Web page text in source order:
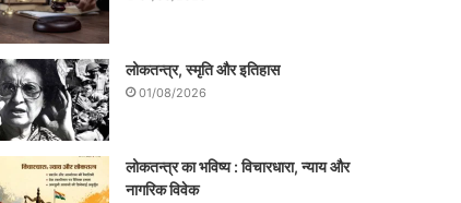
लोकतन्त्र, स्मृति और इतिहास
01/08/2026
लोकतन्त्र का भविष्य : विचारधारा, न्याय और
नागरिक विवेक